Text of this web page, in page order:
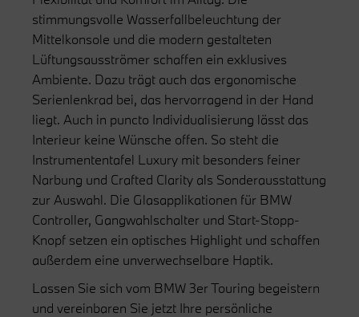
stimmungsvolle Wasserfallbeleuchtung der
Mittelkonsole und die modern gestalteten
Lüftungsausströmer schaffen ein exklusives
Ambiente. Dazu trägt auch das ergonomische
Serienlenkrad bei, das hervorragend in der Hand
liegt. Auch in puncto Individualisierung lässt das
Interieur keine Wünsche offen. So steht die
Instrumententafel Luxury mit besonders feiner
Narbung und Crafted Clarity als Sonderausstattung
zur Auswahl. Die Glasapplikationen für BMW
Controller, Gangwahlschalter und Start-Stopp-
Knopf setzen ein optisches Highlight und schaffen
außerdem eine unverwechselbare Haptik.
Lassen Sie sich vom BMW 3er Touring begeistern
und vereinbaren Sie jetzt Ihre persönliche